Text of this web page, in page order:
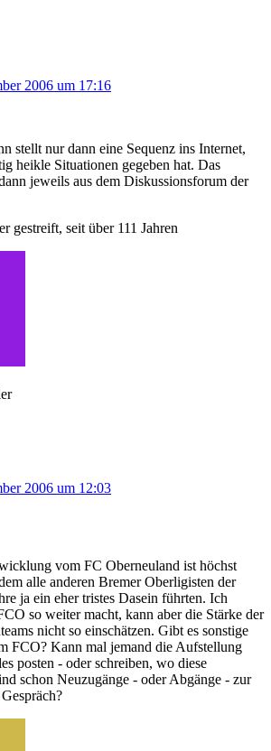
2006 um 17:16
stellt nur dann eine Sequenz ins Internet,
heikle Situationen gegeben hat. Das
jeweils aus dem Diskussionsforum der
gestreift, seit über 111 Jahren
2006 um 12:03
vom FC Oberneuland ist höchst
alle anderen Bremer Oberligisten der
ja ein eher tristes Dasein führten. Ich
so weiter macht, kann aber die Stärke der
nicht so einschätzen. Gibt es sonstige
FCO? Kann mal jemand die Aufstellung
posten - oder schreiben, wo diese
schon Neuzugänge - oder Abgänge - zur